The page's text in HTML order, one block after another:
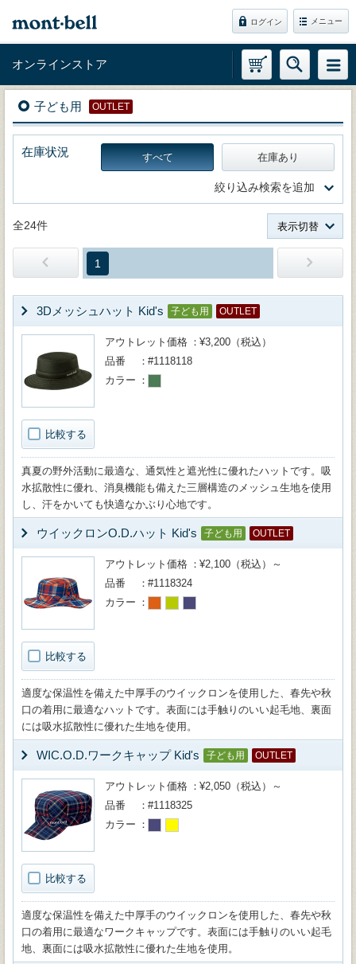
ログイン メニュー
オンラインストア
子ども用 OUTLET
在庫状況 すべて 在庫あり
絞り込み検索を追加
全24件 表示切替
1
3Dメッシュハット Kid's 子ども用 OUTLET
比較する
アウトレット価格
¥3,200（税込）
品番
#1118118
カラー
真夏の野外活動に最適な、通気性と遮光性に優れたハットです。吸
水拡散性に優れ、消臭機能も備えた三層構造のメッシュ生地を使用
し、汗をかいても快適なかぶり心地です。
ウイックロンO.D.ハット Kid's 子ども用 OUTLET
比較する
アウトレット価格
¥2,100（税込）～
品番
#1118324
カラー
適度な保温性を備えた中厚手のウイックロンを使用した、春先や秋
口の着用に最適なハットです。表面には手触りのいい起毛地、裏面
には吸水拡散性に優れた生地を使用。
WIC.O.D.ワークキャップ Kid's 子ども用 OUTLET
比較する
アウトレット価格
¥2,050（税込）～
品番
#1118325
カラー
適度な保温性を備えた中厚手のウイックロンを使用した、春先や秋
口の着用に最適なワークキャップです。表面には手触りのいい起毛
地、裏面には吸水拡散性に優れた生地を使用。